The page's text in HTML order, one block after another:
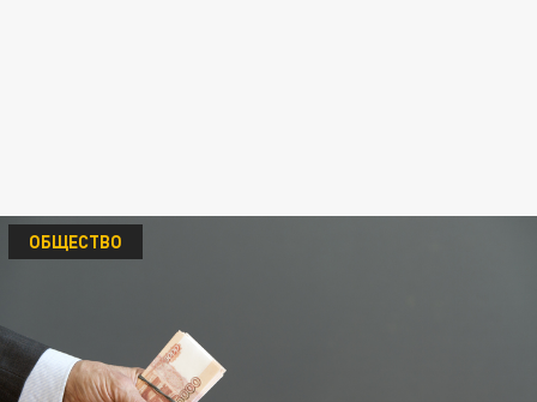
ОБЩЕСТВО